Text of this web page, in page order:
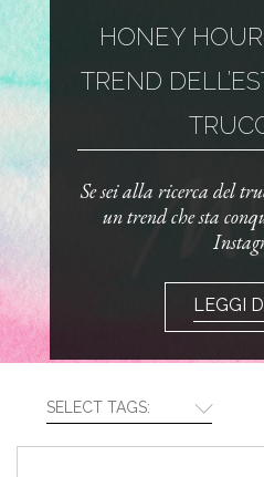
HONEY
TREND
Se sei alla ricerca del
un trend che sta
LEGGI
SELECT TAGS: